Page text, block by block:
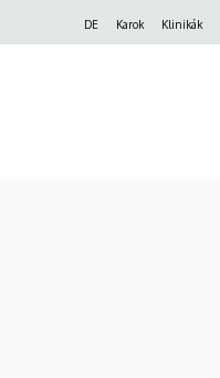
DE Karok Klinikák